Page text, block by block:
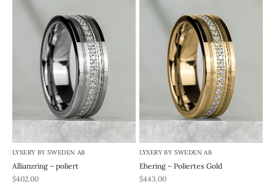
LYXERY BY SWEDEN AB
Allianzring – poliert
REA-pris
$402.00
LYXERY BY SWEDEN AB
Ehering – Poliertes Gold
REA-pris
$443.00